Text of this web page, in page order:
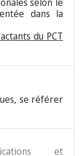
dans la
du PCT
se référer
et